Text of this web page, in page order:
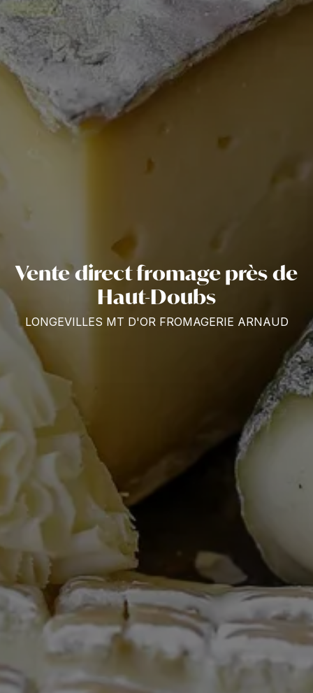
Vente direct fromage près de
Haut-Doubs
LONGEVILLES MT D'OR FROMAGERIE ARNAUD